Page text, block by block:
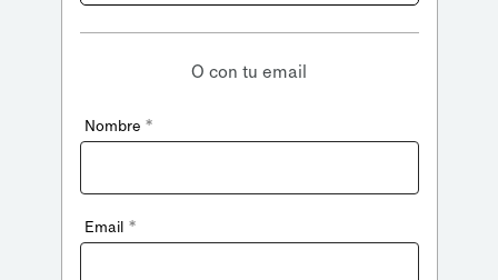
O con tu email
Nombre *
Email *